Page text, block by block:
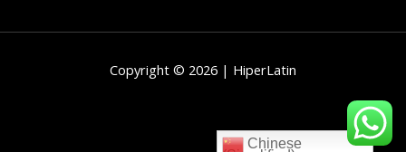
Copyright © 2026 | HiperLatin
Chinese